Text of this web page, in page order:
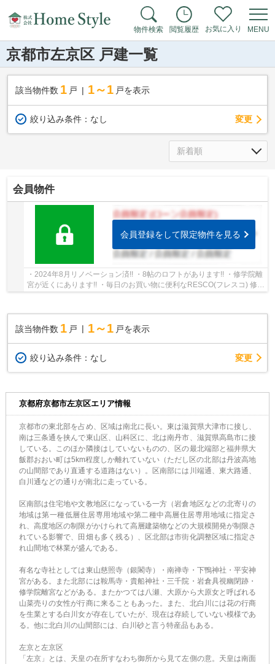
物件検索 閲覧履歴 お気に入り MENU
京都市左京区 戸建一覧
該当物件数 1 戸 1～1 戸を表示
絞り込み条件： なし 変更
会員物件
会員登録をして限定物件を見る
・2024年8月リノベーション済!! ・8帖のロフトがあります!! ・修学院離
宮が近くにあります!! ・毎日のお買い物に便利なRESCO(フレスコ) 修学
院店まで徒歩10分!!
該当物件数 1 戸 1～1 戸を表示
絞り込み条件： なし 変更
京都府京都市左京区エリア情報
京都市の東北部を占め、区域は南北に長い。東は滋賀県大津市に接し、
南は三条通を挟んで東山区、山科区に、北は南丹市、滋賀県高島市に接
している。このほか隣接はしていないものの、区の最北端部と福井県大
飯郡おおい町は5km程度しか離れていない（ただし区の北部は丹波高地
の山間部であり直通する道路はない）。区南部には川端通、東大路通、
白川通などの通りが南北に走っている。
区南部は住宅地や文教地区になっている一方（岩倉地区などの北寄りの
地域は第一種低層住居専用地域や第二種中高層住居専用地域に指定さ
れ、高度地区の制限がかけられて高層建築物などの大規模開発が制限さ
れている影響で、田畑も多く残る）、区北部は市街化調整区域に指定さ
れ山間地で林業が盛んである。
有名な寺社としては東山慈照寺（銀閣寺）・南禅寺・下鴨神社・平安神
宮がある。また北部には鞍馬寺・貴船神社・三千院・岩倉具視幽閉跡・
修学院離宮などがある。またかつては八瀬、大原から大原女と呼ばれる
山菜売りの女性が行商に来ることもあった。また、北白川には花の行商
を生業とする白川女が存在していたが、現在は存続していない模様であ
る。他に北白川の山間部には、白川砂と言う特産品もある。
左京と左京区
「左京」とは、天皇の在所すなわち御所から見て左側の意。天皇は南面